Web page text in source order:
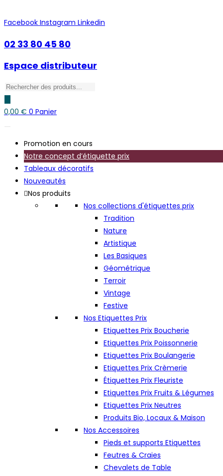
to
Facebook Instagram Linkedin
02 33 80 45 80
Espace distributeur
Recherche
produits
0,00 € 0 Panier
Promotion en cours
Notre concept d’étiquette prix
Tableaux décoratifs
Nouveautés
Nos produits
Nos collections d'étiquettes prix
Tradition
Nature
Artistique
Les Basiques
Géométrique
Terroir
Vintage
Festive
Nos Etiquettes Prix
Etiquettes Prix Boucherie
Etiquettes Prix Poissonnerie
Etiquettes Prix Boulangerie
Etiquettes Prix Crèmerie
Étiquettes Prix Fleuriste
Etiquettes Prix Fruits & Légumes
Etiquettes Prix Neutres
Produits Bio, Locaux & Maison
Nos Accessoires
Pieds et supports Etiquettes
Feutres & Craies
Chevalets de Table